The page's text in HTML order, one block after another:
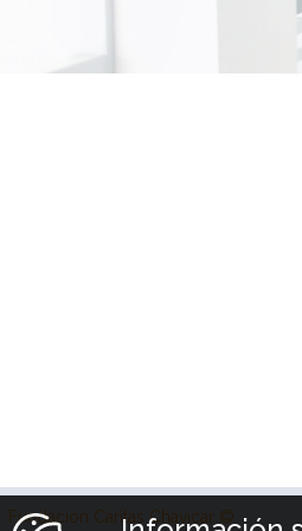
Fundación Cáritas Chavicar ©